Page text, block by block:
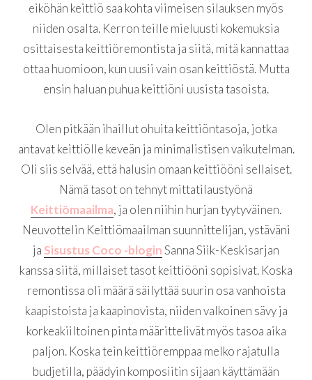
eiköhän keittiö saa kohta viimeisen silauksen myös
niiden osalta. Kerron teille mieluusti kokemuksia
osittaisesta keittiöremontista ja siitä, mitä kannattaa
ottaa huomioon, kun uusii vain osan keittiöstä. Mutta
ensin haluan puhua keittiöni uusista tasoista.
Olen pitkään ihaillut ohuita keittiöntasoja, jotka
antavat keittiölle keveän ja minimalistisen vaikutelman.
Oli siis selvää, että halusin omaan keittiööni sellaiset.
Nämä tasot on tehnyt mittatilaustyönä
Keittiömaailma, ja olen niihin hurjan tyytyväinen.
Neuvottelin Keittiömaailman suunnittelijan, ystäväni
ja Sisustus Coco -bloginSanna Siik-Keskisarjan
kanssa siitä, millaiset tasot keittiööni sopisivat. Koska
remontissa oli määrä säilyttää suurin osa vanhoista
kaapistoista ja kaapinovista, niiden valkoinen sävy ja
korkeakiiltoinen pinta määrittelivät myös tasoa aika
paljon. Koska tein keittiöremppaa melko rajatulla
budjetilla, päädyin komposiitin sijaan käyttämään